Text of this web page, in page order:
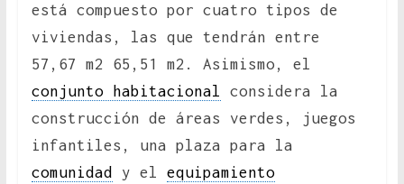
está compuesto por cuatro tipos de
viviendas, las que tendrán entre
57,67 m2 65,51 m2. Asimismo, el
conjunto habitacional considera la
construcción de áreas verdes, juegos
infantiles, una plaza para la
comunidad
y el equipamiento